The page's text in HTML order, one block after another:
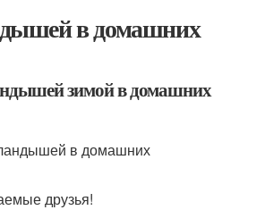
в домашних
зимой в домашних
друзья!